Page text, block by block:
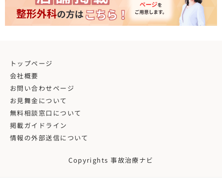
トップページ
会社概要
お問い合わせページ
お見舞金について
無料相談窓口について
掲載ガイドライン
情報の外部送信について
Copyrights 事故治療ナビ